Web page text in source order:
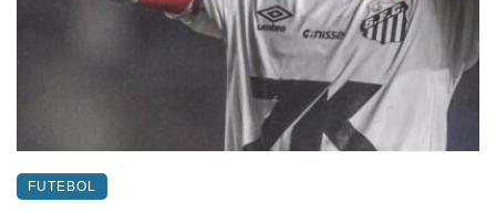
FUTEBOL